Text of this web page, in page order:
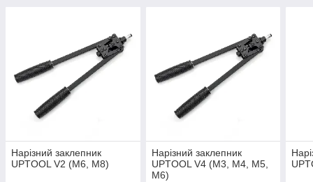
Нарізний заклепник
UPTOOL V2 (М6, М8)
Нарізний заклепник
UPTOOL V4 (М3, М4, М5,
М6)